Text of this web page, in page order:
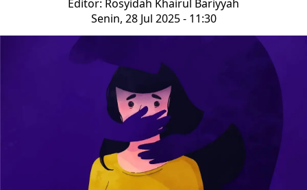
Editor: Rosyidah Khairul Bariyyah
Senin, 28 Jul 2025 - 11:30